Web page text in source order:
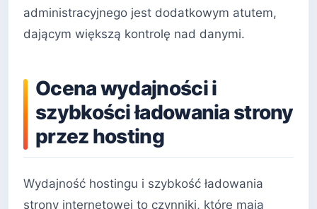
administracyjnego jest dodatkowym atutem,
dającym większą kontrolę nad danymi.
Ocena wydajności i
szybkości ładowania strony
przez hosting
Wydajność hostingu i szybkość ładowania
strony internetowej to czynniki, które mają